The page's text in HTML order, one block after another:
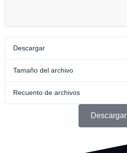
Descargar
Tamaño del archivo
Recuento de archivos
Descargar